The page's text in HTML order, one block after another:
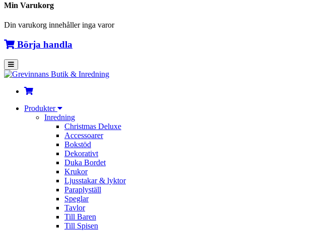
Min Varukorg
Din varukorg innehåller inga varor
Börja handla
Produkter
Inredning
Christmas Deluxe
Accessoarer
Bokstöd
Dekorativt
Duka Bordet
Krukor
Ljusstakar & lyktor
Paraplyställ
Speglar
Tavlor
Till Baren
Till Spisen